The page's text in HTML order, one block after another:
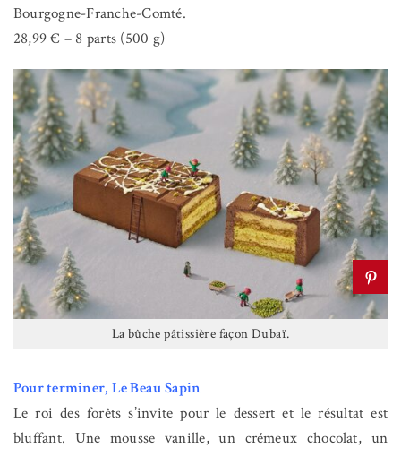
Bourgogne-Franche-Comté.
28,99 € – 8 parts (500 g)
La bûche pâtissière façon Dubaï.
Pour terminer, Le Beau Sapin
Le roi des forêts s’invite pour le dessert et le résultat est
bluffant. Une mousse vanille, un crémeux chocolat, un